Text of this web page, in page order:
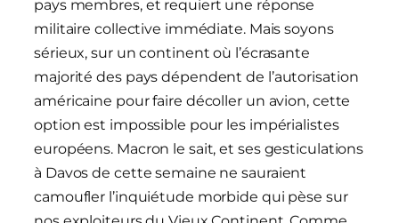
pays membres, et requiert une réponse
militaire collective immédiate. Mais soyons
sérieux, sur un continent où l’écrasante
majorité des pays dépendent de l’autorisation
américaine pour faire décoller un avion, cette
option est impossible pour les impérialistes
européens. Macron le sait, et ses gesticulations
à Davos de cette semaine ne sauraient
camoufler l’inquiétude morbide qui pèse sur